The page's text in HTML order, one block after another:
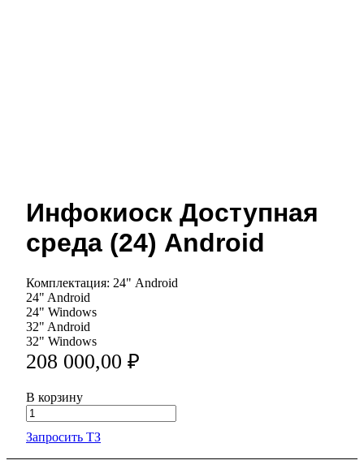
Инфокиоск Доступная
среда (24) Android
Комплектация: 24" Android
24" Android
24" Windows
32" Android
32" Windows
208 000,00 ₽
В корзину
Запросить ТЗ